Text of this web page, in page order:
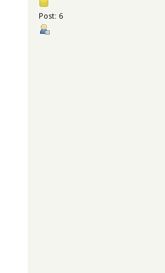
Post: 6